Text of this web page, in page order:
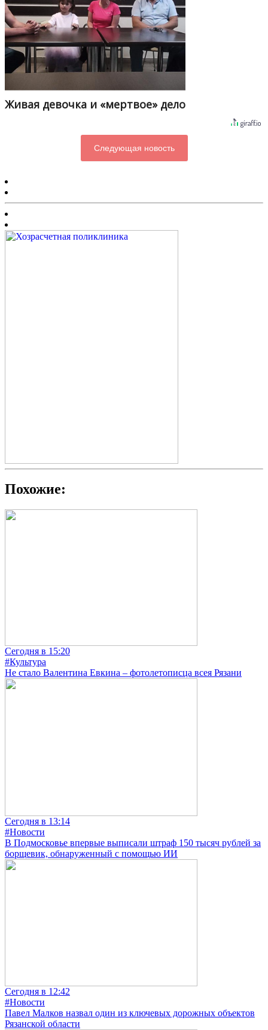
Живая девочка и «мертвое» дело
Следующая новость
Похожие:
Сегодня в 15:20
#Культура
Не стало Валентина Евкина – фотолетописца всея Рязани
Сегодня в 13:14
#Новости
В Подмосковье впервые выписали штраф 150 тысяч рублей за
борщевик, обнаруженный с помощью ИИ
Сегодня в 12:42
#Новости
Павел Малков назвал один из ключевых дорожных объектов
Рязанской области